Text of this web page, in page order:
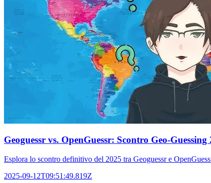
Geoguessr vs. OpenGuessr: Scontro Geo-Guessing
Esplora lo scontro definitivo del 2025 tra Geoguessr e
2025-09-12T09:51:49.819Z